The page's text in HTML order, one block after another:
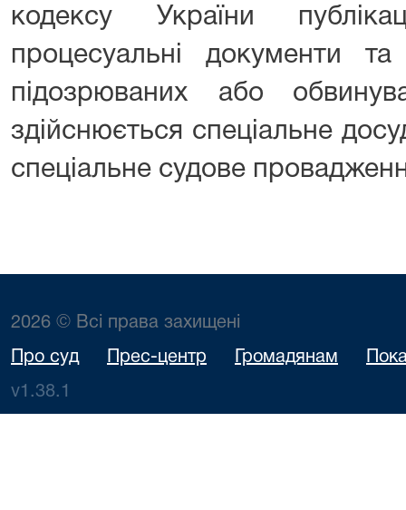
кодексу України
процесуальні документи
підозрюваних або
здійснюється спеціальне
спеціальне судове
2026 © Всі права захищені
Про суд Прес-центр Громадянам
v1.38.1